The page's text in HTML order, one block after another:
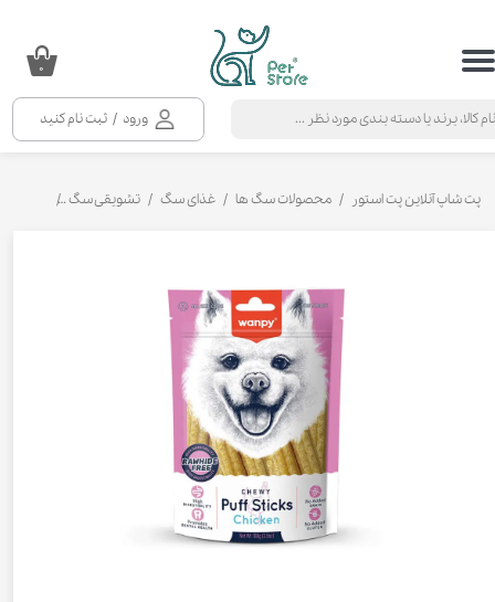
ورود / ثبت نام کنید
حساب کاربری من
خروج از حساب کاربری
۰
پت شاپ آنلاین پت استور محصولات سگ ها غذای سگ تشویقی سگ